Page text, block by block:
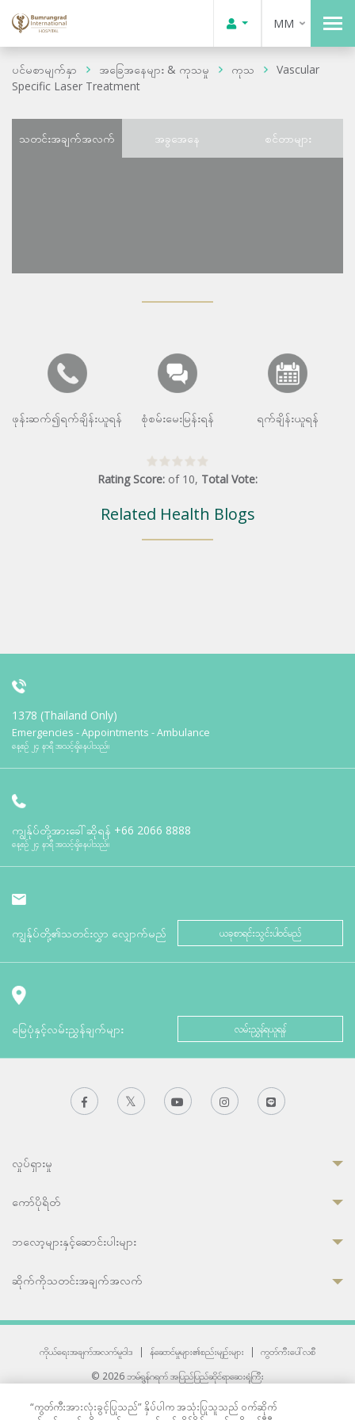
MM
ပင်မစာမျက်နှာ အခြေအနေများ & ကုသမှု ကုသ
Vascular
Specific Laser Treatment
သတင်းအချက်အလက် အခွအေနေ စင်တာများ
ဖုန်းဆက်၍ရက်ချိန်းယူရန် စုံစမ်းမေးမြန်းရန် ရက်ချိန်းယူရန်
Rating Score: of 10, Total Vote:
Related Health Blogs
1378 (Thailand Only)
Emergencies - Appointments - Ambulance
နေ့စဉ် ၂၄ နာရီ အသင့်ရှိနေပါသည်။
ကျွန်ုပ်တို့အားခေါ်ဆိုရန် +66 2066 8888
နေ့စဉ် ၂၄ နာရီ အသင့်ရှိနေပါသည်။
ကျွန်ုပ်တို့၏သတင်းလွှာ လျှောက်မည် ယခုစာရင်းသွင်းပါဝင်မည်
မြေပုံနှင့်လမ်းညွှန်ချက်များ လမ်းညွှန်ရယူရန်
လှုပ်ရှားမှု
ကော်ပိုရိတ်
ဘလော့များနှင့်ဆောင်းပါးများ
ဆိုက်ကိုသတင်းအချက်အလက်
ကိုယ်ရေးအချက်အလက်မူဝါဒ | န်ဆောင်မှုများ၏စည်းမျဉ်းများ |
ကွတ်ကီးပေါ်လစီ
© 2026 ဘမ်ရွန်ဂရက် အပြည်ပြည်ဆိုင်ရာဆေးရုံကြီး
“ကွတ်ကီးအားလုံးခွင့်ပြုသည်” နှိပ်ပါက အသုံးပြုသူသည် ဝက်ဆိုက်